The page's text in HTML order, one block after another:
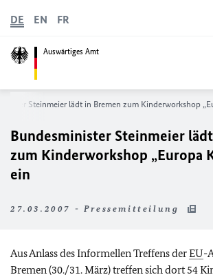
Auswärtiges Amt
DE EN FR
Steinmeier lädt in Bremen zum Kinderworkshop
Bundesminister Steinmeier
zum Kinderworkshop „Europa
ein
27.03.2007 - Pressemitteilung
Aus Anlass des Informellen Treffens derEU-
Bremen (30./31. März) treffen sich dort 54